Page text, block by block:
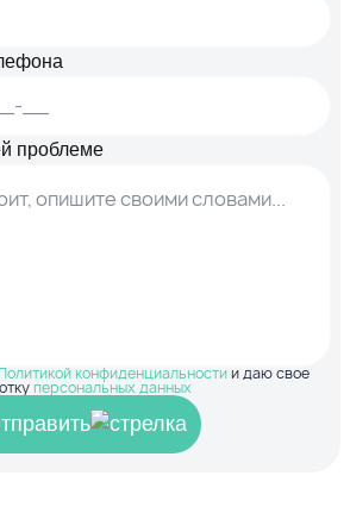
проблеме
конфиденциальностии даю свое
персональных данных